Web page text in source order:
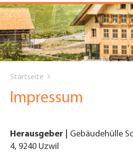
are
here
Startseite
Impressum
Herausgeber | Gebäudehülle
4, 9240 Uzwil